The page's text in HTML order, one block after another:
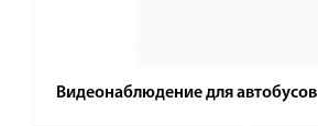
Видеонаблюдение для автобусов